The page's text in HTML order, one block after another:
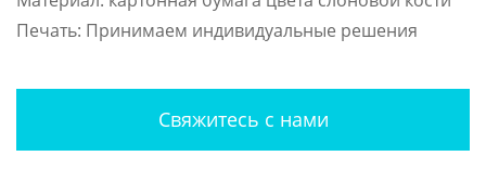
Печать: Принимаем индивидуальные решения
Свяжитесь с нами